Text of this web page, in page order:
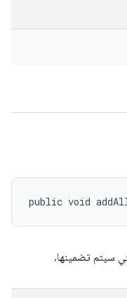
public void
سيتم تضمينها.